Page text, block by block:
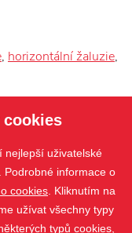
, horizontální žaluzie,
cookies
nejlepší uživatelské
Podrobné informace o
cookies . Kliknutím na
užívat všechny typy
typů cookies,